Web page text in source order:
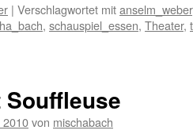
| Verschlagwortet mitanselm_weber
, schauspiel_essen, Theater,
2010von mischabach